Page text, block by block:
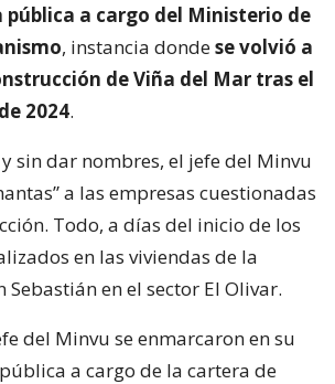
a cargo del Ministerio de
, instancia dondese volvió a
de Viña del Mar tras el
2024.
y sin dar nombres, el jefe del Minvu
a las empresas cuestionadas
Todo, a días del inicio de los
en las viviendas de la
Sebastián en el sector El Olivar.
del Minvu se enmarcaron en su
a cargo de la cartera de